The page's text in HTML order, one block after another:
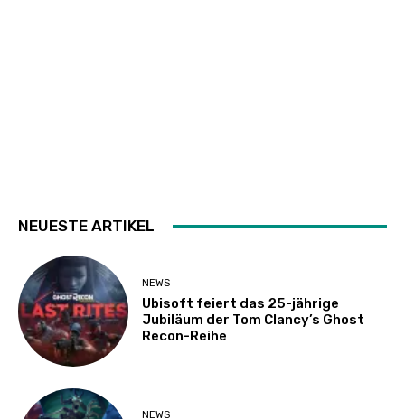
NEUESTE ARTIKEL
NEWS
Ubisoft feiert das 25-jährige
Jubiläum der Tom Clancy’s Ghost
Recon-Reihe
NEWS